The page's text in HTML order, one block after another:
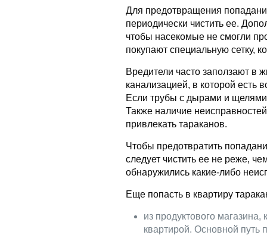
Для предотвращения
периодически чистить ее.
чтобы насекомые не смогли
покупают специальную сетку,
Вредители часто заползают в
канализацией, в которой есть
Если трубы с дырами и
Также наличие
привлекать тараканов.
Чтобы предотвратить
следует чистить ее не реже,
обнаружились какие-либо
Еще попасть в квартиру
из продуктового
квартирой. Основной путь